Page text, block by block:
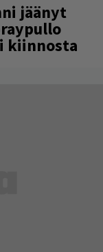
jäänyt
kiinnosta